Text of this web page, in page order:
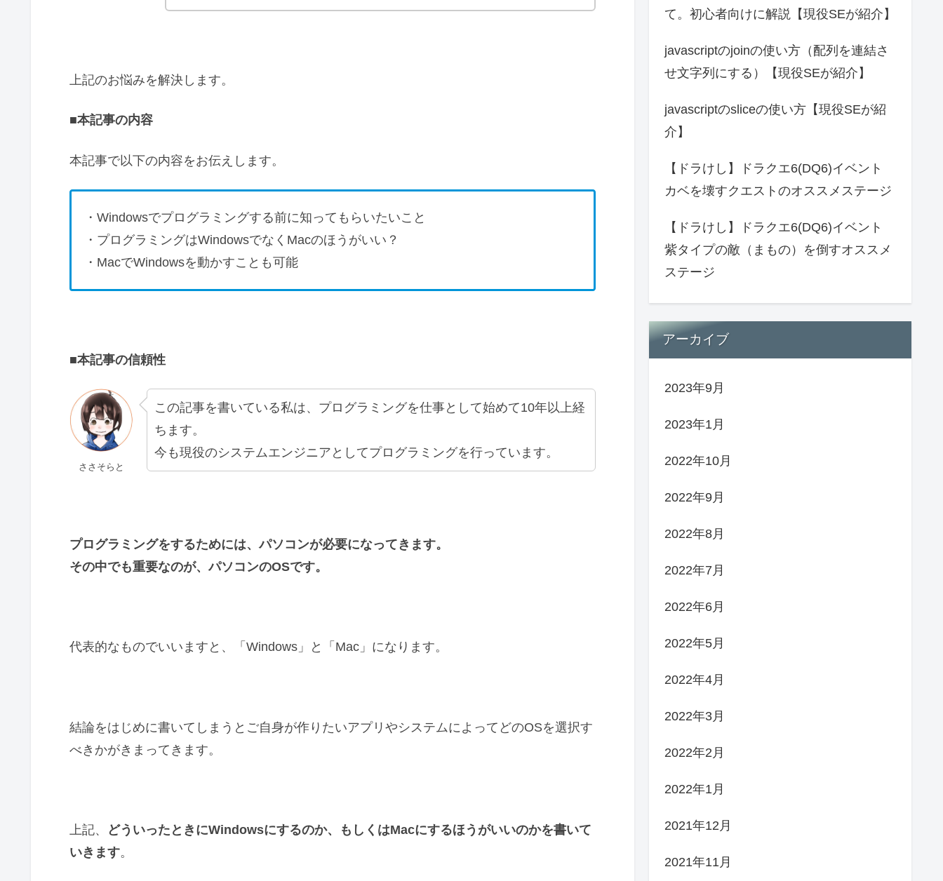
上記のお悩みを解決します。
■本記事の内容
本記事で以下の内容をお伝えします。
・Windowsでプログラミングする前に知ってもらいたいこと
・プログラミングはWindowsでなくMacのほうがいい？
・MacでWindowsを動かすことも可能
■本記事の信頼性
ささそらと
この記事を書いている私は、プログラミングを仕事として始めて10年以上経
ちます。
今も現役のシステムエンジニアとしてプログラミングを行っています。
プログラミングをするためには、パソコンが必要になってきます。
その中でも重要なのが、パソコンのOSです。
代表的なものでいいますと、「Windows」と「Mac」になります。
結論をはじめに書いてしまうとご自身が作りたいアプリやシステムによってどのOSを選択す
べきかがきまってきます。
上記、
どういったときにWindowsにするのか、もしくはMacにするほうがいいのかを書いて
いきます。
て。初心者向けに解説【現役SEが紹介】
javascriptのjoinの使い方（配列を連結さ
せ文字列にする）【現役SEが紹介】
javascriptのsliceの使い方【現役SEが紹
介】
【ドラけし】ドラクエ6(DQ6)イベント
カベを壊すクエストのオススメステージ
【ドラけし】ドラクエ6(DQ6)イベント
紫タイプの敵（まもの）を倒すオススメ
ステージ
アーカイブ
2023年9月
2023年1月
2022年10月
2022年9月
2022年8月
2022年7月
2022年6月
2022年5月
2022年4月
2022年3月
2022年2月
2022年1月
2021年12月
2021年11月